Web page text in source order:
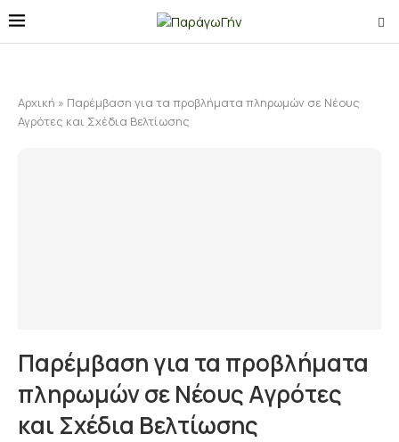
Αρχική » Παρέμβαση για τα προβλήματα πληρωμών σε Νέους
Αγρότες και Σχέδια Βελτίωσης
Παρέμβαση για τα προβλήματα
πληρωμών σε Νέους Αγρότες
και Σχέδια Βελτίωσης